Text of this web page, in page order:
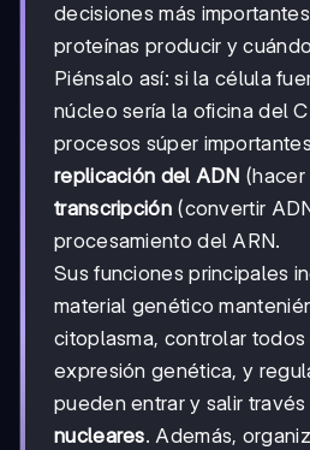
decisiones más
proteínas producir y
Piénsalo así: si la célula
núcleo sería la oficina del
procesos súper
replicación del ADN (hacer
transcripción(convertir
procesamiento del ARN.
Sus funciones principales
material genético
citoplasma, controlar
expresión genética, y
pueden entrar y salir
nucleares. Además,